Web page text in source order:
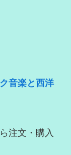
音楽と西洋
注文・購入